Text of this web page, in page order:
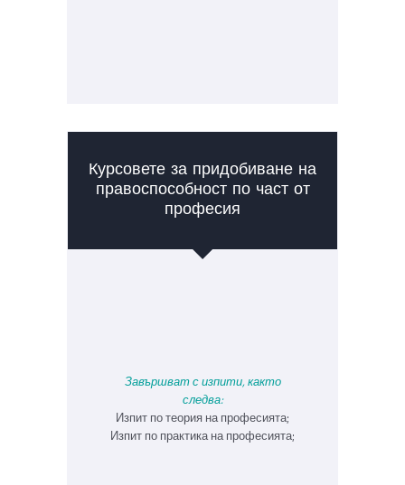
Курсовете за придобиване на
правоспособност по част от
професия
Завършват с изпити, както
следва:
Изпит по теория на професията;
Изпит по практика на професията;